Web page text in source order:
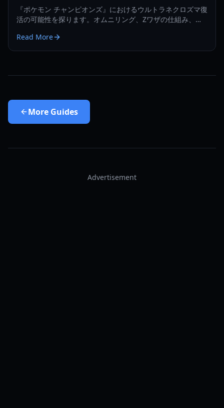
『ポケモン チャンピオンズ』におけるウルトラネクロズマ復
活の可能性を探ります。オムニリング、Zワザの仕組み、
Read More
More Guides
Advertisement